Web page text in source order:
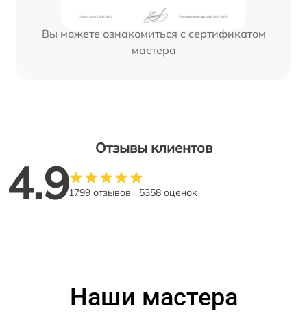
Вы можете ознакомиться с сертификатом
мастера
Отзывы клиентов
4.91799 отзывов 5358 оценок
Наши мастера